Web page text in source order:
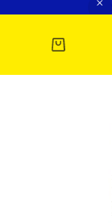
عربة